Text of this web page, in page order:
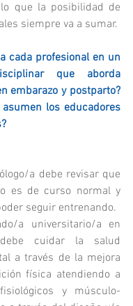
que la posibilidad de
siempre va a sumar.
cada profesional en un
que aborda
embarazo y postparto?
los educadores
a debe revisar que
es de curso normal y
a universitario/a en
debe cuidar la salud
a través de la mejora
física atendiendo a
y músculo-